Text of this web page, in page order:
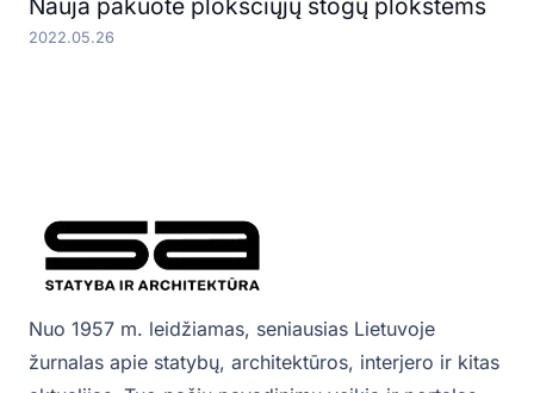
Nauja pakuotė plokščiųjų stogų plokštėms
2022.05.26
Nuo 1957 m. leidžiamas, seniausias Lietuvoje
žurnalas apie statybų, architektūros, interjero ir kitas